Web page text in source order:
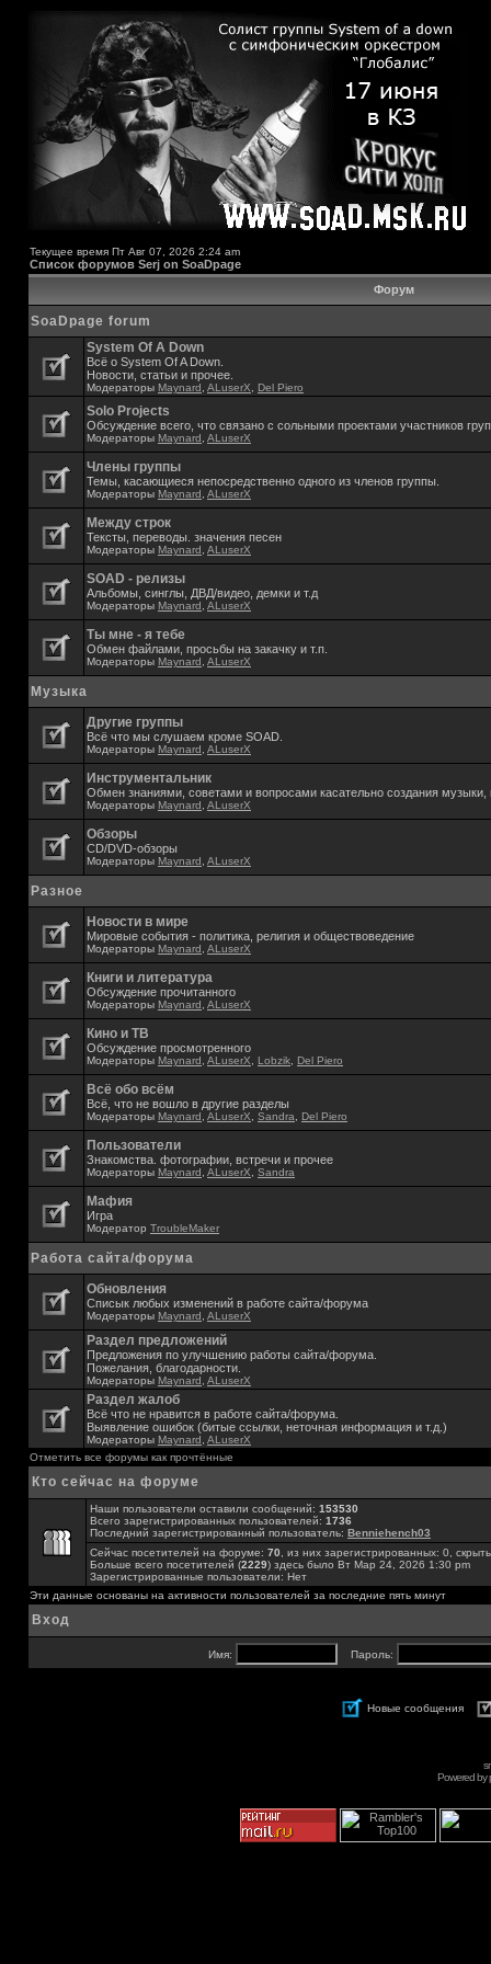
Текущее время Пт Авг 07, 2026 2:24 am
Список форумов Serj on SoaDpage
Форум
SoaDpage forum
System Of A Down
Всё о System Of A Down.
Новости, статьи и прочее.
Модераторы Maynard ALuserX Del Piero
Solo Projects
Обсуждение всего, что связано с сольными проектами участников
Модераторы Maynard ALuserX
Члены группы
Темы, касающиеся непосредственно одного из членов группы.
Модераторы Maynard ALuserX
Между строк
Тексты, переводы. значения песен
Модераторы Maynard ALuserX
SOAD - релизы
Альбомы, синглы, ДВД/видео, демки и т.д
Модераторы Maynard ALuserX
Ты мне - я тебе
Обмен файлами, просьбы на закачку и т.п.
Модераторы Maynard ALuserX
Музыка
Другие группы
Всё что мы слушаем кроме SOAD.
Модераторы Maynard ALuserX
Инструментальник
Обмен знаниями, советами и вопросами касательно создания музыки,
Модераторы Maynard ALuserX
Обзоры
CD/DVD-обзоры
Модераторы Maynard ALuserX
Разное
Новости в мире
Мировые события - политика, религия и обществоведение
Модераторы Maynard ALuserX
Книги и литература
Обсуждение прочитанного
Модераторы Maynard ALuserX
Кино и ТВ
Обсуждение просмотренного
Модераторы Maynard ALuserX Lobzik Del Piero
Всё обо всём
Всё, что не вошло в другие разделы
Модераторы Maynard ALuserX Sandra Del Piero
Пользователи
Знакомства. фотографии, встречи и прочее
Модераторы Maynard ALuserX Sandra
Мафия
Игра
Модератор TroubleMaker
Работа сайта/форума
Обновления
Списык любых изменений в работе сайта/форума
Модераторы Maynard ALuserX
Раздел предложений
Предложения по улучшению работы сайта/форума.
Пожелания, благодарности.
Модераторы Maynard ALuserX
Раздел жалоб
Всё что не нравится в работе сайта/форума.
Выявление ошибок (битые ссылки, неточная информация и т.д.)
Модераторы Maynard ALuserX
Отметить все форумы как прочтённые
Кто сейчас на форуме
Наши пользователи оставили сообщений: 153530
Всего зарегистрированных пользователей: 1736
Последний зарегистрированный пользователь: Benniehench03
Сейчас посетителей на форуме: 70 , из них зарегистрированных: 0,
Больше всего посетителей (2229) здесь было Вт Мар 24, 2026 1:30 pm
Зарегистрированные пользователи: Нет
Эти данные основаны на активности пользователей за последние пять минут
Вход
Имя: Пароль:
Новые сообщения
Powered by